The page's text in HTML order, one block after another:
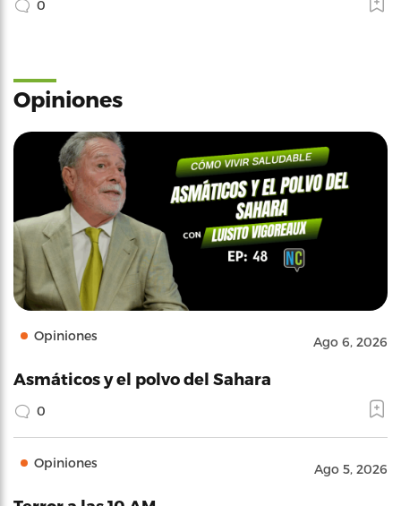
0
Opiniones
Opiniones Ago 6, 2026
Asmáticos y el polvo del Sahara
0
Opiniones Ago 5, 2026